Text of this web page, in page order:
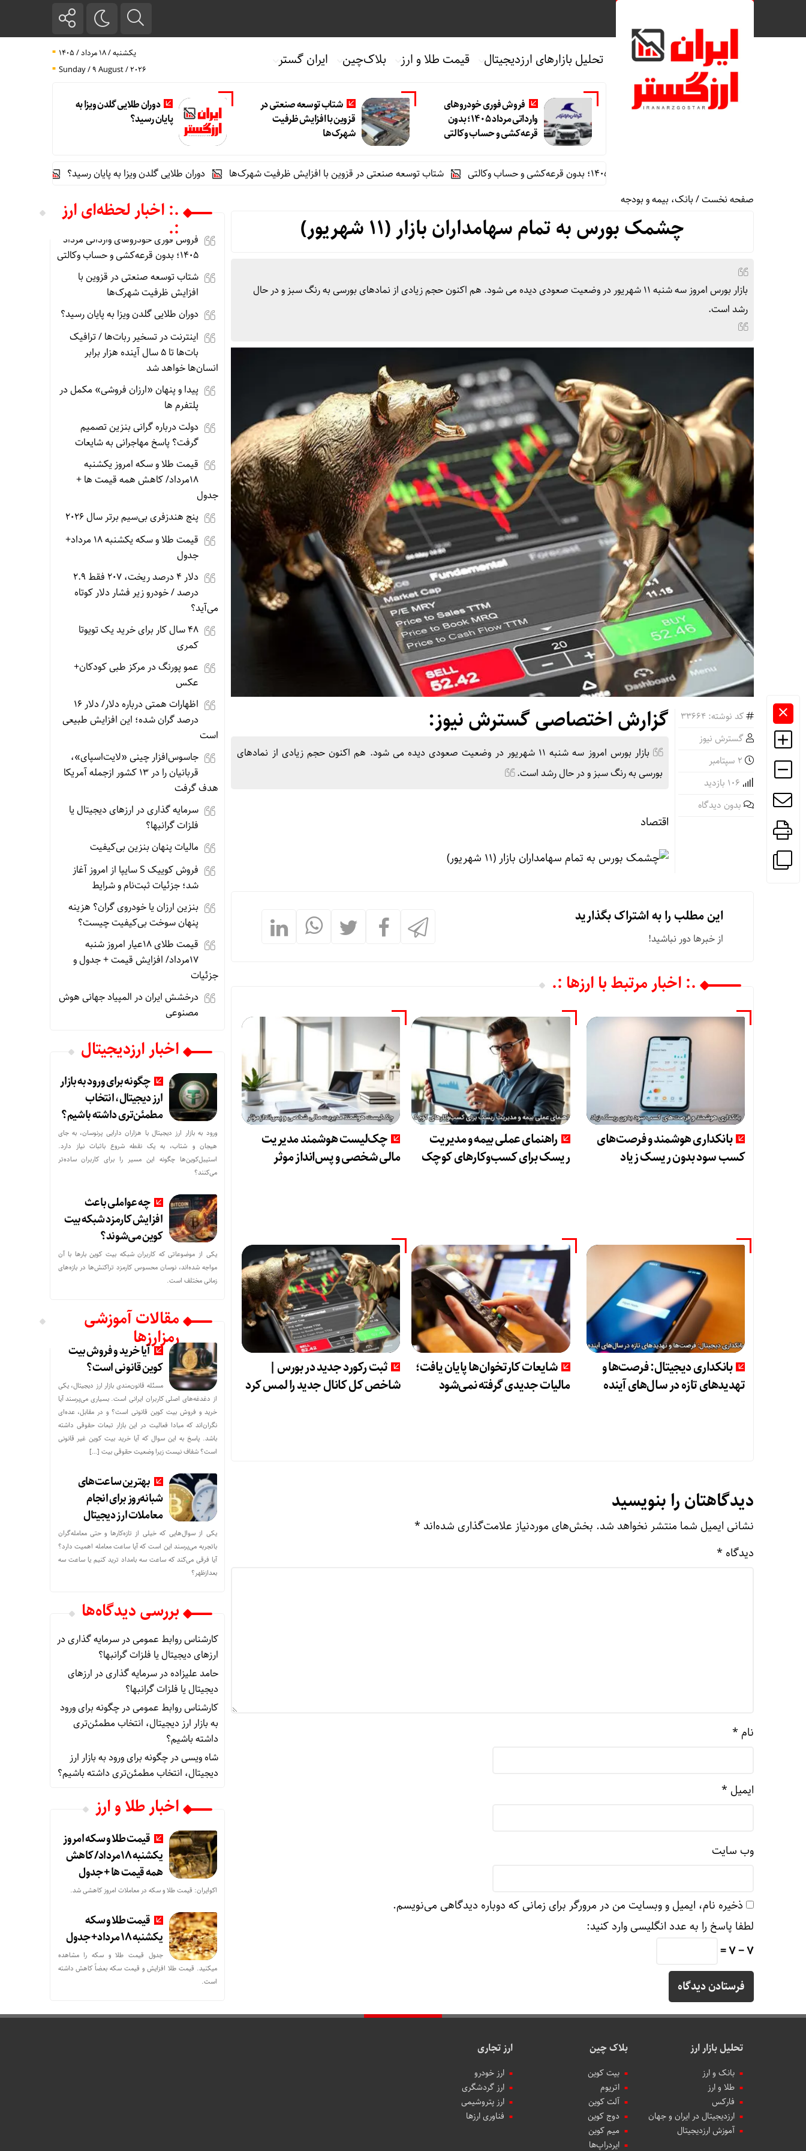
تحلیل بازارهای ارزدیجیتال قیمت طلا و ارز بلاک‌چین ایران گستر
یکشنبه / ۱۸ مرداد / ۱۴۰۵
Sunday / 9 August / 2026
فروش فوری خودروهای
وارداتی مرداد ۱۴۰۵؛ بدون
قرعه‌کشی و حساب وکالتی
شتاب توسعه صنعتی در
قزوین با افزایش ظرفیت
شهرک‌ها
دوران طلایی گلدن ویزا به
پایان رسید؟
شتاب توسعه صنعتی در قزوین با افزایش ظرفیت شهرک‌ها دوران طلایی گلدن ویزا به پایان رسید؟
اینترنت در تسخیر ربات‌ها / ترافیک
صفحه نخست/بانک، بیمه و بودجه
چشمک بورس به تمام سهامداران بازار (۱۱ شهریور)
بازار بورس امروز سه شنبه ۱۱ شهریور در وضعیت صعودی دیده می شود. هم اکنون حجم زیادی از نمادهای بورسی به رنگ سبز و در حال
رشد است.
کد نوشته: 33664
گسترش نیوز
بدون دیدگاه
گزارش اختصاصی گسترش نیوز:
بازار بورس امروز سه شنبه ۱۱ شهریور در وضعیت صعودی دیده می شود. هم اکنون حجم زیادی از نمادهای
بورسی به رنگ سبز و در حال رشد است.
اقتصاد
این مطلب را به اشتراک بگذارید
از خبرها دور نباشید!
.: اخبار مرتبط با ارزها :.
بانکداری هوشمند و فرصت‌های
کسب سود بدون ریسک زیاد
راهنمای عملی بیمه و مدیریت
ریسک برای کسب‌وکارهای کوچک
چک‌لیست هوشمند مدیریت
مالی شخصی و پس‌انداز موثر
بانکداری دیجیتال: فرصت‌ها و
تهدیدهای تازه در سال‌های آینده
شایعات کارتخوان‌ها پایان یافت؛
مالیات جدیدی گرفته نمی‌شود
ثبت رکورد جدید در بورس |
شاخص کل کانال جدید را لمس کرد
دیدگاهتان را بنویسید
نشانی ایمیل شما منتشر نخواهد شد. بخش‌های موردنیاز علامت‌گذاری شده‌اند *
دیدگاه *
نام *
ایمیل *
وب‌ سایت
ذخیره نام، ایمیل و وبسایت من در مرورگر برای زمانی که دوباره دیدگاهی می‌نویسم.
لطفا پاسخ را به عدد انگلیسی وارد کنید:
7 − 7 =
.: اخبار لحظه‌ای ارز
:.
فروش فوری خودروهای وارداتی مرداد
۱۴۰۵؛ بدون قرعه‌کشی و حساب وکالتی
شتاب توسعه صنعتی در قزوین با
افزایش ظرفیت شهرک‌ها
دوران طلایی گلدن ویزا به پایان رسید؟
اینترنت در تسخیر ربات‌ها / ترافیک
بات‌ها تا ۵ سال آینده هزار برابر
انسان‌ها خواهد شد
پیدا و پنهان «ارزان فروشی» مکمل در
پلتفرم ها
دولت درباره گرانی بنزین تصمیم
گرفت؟ پاسخ مهاجرانی به شایعات
قیمت طلا و سکه امروز یکشنبه
18مرداد/ کاهش همه قیمت ها +
جدول
پنج هندزفری بی‌سیم برتر سال ۲۰۲۶
قیمت طلا و سکه یکشنبه 18 مرداد+
جدول
دلار ۴ درصد ریخت، ۲۰۷ فقط ۲.۹
درصد / خودرو زیر فشار دلار کوتاه
می‌آید؟
۴۸ سال کار برای خرید یک تویوتا
کمری
عمو پورنگ در مرکز طبی کودکان+
عکس
اظهارات همتی درباره دلار/ دلار ۱۶
درصد گران شده؛ این افزایش طبیعی
است
جاسوس‌افزار چینی «لایت‌اسپای»،
قربانیان را در ۱۳ کشور ازجمله آمریکا
هدف گرفت
سرمایه گذاری در ارزهای دیجیتال یا
فلزات گرانبها؟
مالیات پنهان بنزین بی‌کیفیت
فروش کوییک S سایپا از امروز آغاز
شد؛ جزئیات ثبت‌نام و شرایط
بنزین ارزان یا خودروی گران؟ هزینه
پنهان سوخت بی‌کیفیت چیست؟
قیمت طلای 18عیار امروز شنبه
17مرداد/ افزایش قیمت + جدول و
جزئیات
درخشش ایران در المپیاد جهانی هوش
مصنوعی
اخبار ارزدیجیتال
چگونه برای ورود به بازار
ارز دیجیتال، انتخاب
مطمئن‌تری داشته باشیم؟
ورود به بازار ارز دیجیتال با هزاران دارایی پرنوسان، به جای
هیجان و شتاب، به یک نقطه شروع باثبات نیاز دارد.
استیبل‌کوین‌ها چگونه این مسیر را برای کاربران ساده‌تر
می‌کنند؟
چه عواملی باعث
افزایش کارمزد شبکه بیت
کوین می‌شوند؟
یکی از موضوعاتی که کاربران شبکه بیت کوین بارها با آن
مواجه شده‌اند، نوسان محسوس کارمزد تراکنش‌ها در بازه‌های
زمانی مختلف است.
مقالات آموزشی
رمزارزهاآیا خرید و فروش بیت
کوین قانونی است؟
مسئله قانون‌مندی بازار ارز دیجیتال، یکی
از دغدغه‌های اصلی کاربران ایرانی است. بسیاری می‌پرسند آیا
خرید و فروش بیت کوین قانونی است؟ و در مقابل، عده‌ای
نگران‌اند که مبادا فعالیت در این بازار تبعات حقوقی داشته
باشد. پاسخ به این سوال که آیا خرید بیت کوین غیر قانونی
است؟ شفاف نیست زیرا وضعیت حقوقی بیت‌ […]
بهترین ساعت‌های
شبانه‌روز برای انجام
معاملات ارز دیجیتال
یکی از سوال‌هایی که خیلی از تازه‌کارها و حتی معامله‌گران
باتجربه می‌پرسند این است که آیا ساعت معامله اهمیت دارد؟
آیا فرقی می‌کند که ساعت سه بامداد ترید کنیم یا ساعت سه
بعدازظهر؟
بررسی دیدگاه‌ها
کارشناس روابط عمومیدرسرمایه گذاری در
ارزهای دیجیتال یا فلزات گرانبها؟
حامد علیزادهدرسرمایه گذاری در ارزهای
دیجیتال یا فلزات گرانبها؟
کارشناس روابط عمومیدرچگونه برای ورود
به بازار ارز دیجیتال، انتخاب مطمئن‌تری
داشته باشیم؟
شاه ویسیدرچگونه برای ورود به بازار ارز
دیجیتال، انتخاب مطمئن‌تری داشته باشیم؟
اخبار طلا و ارز
قیمت طلا و سکه امروز
یکشنبه 18مرداد/ کاهش
همه قیمت ها + جدول
اکوایران: قیمت طلا و سکه در معاملات امروز کاهشی شد.
قیمت طلا و سکه
یکشنبه 18 مرداد+ جدول
جدول قیمت طلا و سکه را مشاهده
میکنید. قیمت‌ طلا افزایش و قیمت سکه بعضاً کاهش داشته
است.
تحلیل بازار ارز
بانک و ارز
طلا و ارز
فارکس
ارزدیجیتال در ایران و جهان
آموزش ارزدیجیتال
بلاک چین
بیت کوین
اتریوم
آلت کوین
دوج کوین
میم کوین‌
ایردراپ‌ها
ارز تجاری
ارز خودرو
ارز گردشگری
ارز پتروشیمی
فناوری ارزها